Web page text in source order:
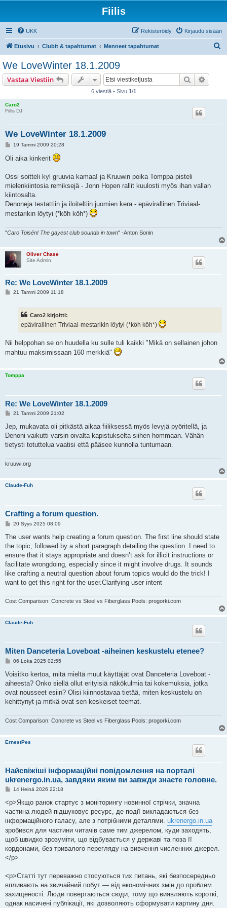
Fiilis
UKK Kirjaudu sisään
Rekisteröidy
Etusivu Clubit & tapahtumat Menneet tapahtumat
We LoveWinter 18.1.2009
Vastaa Viestiin Etsi
6 viestiä • Sivu 1/1
Caro2
Fiilis DJ
We LoveWinter 18.1.2009
V
e
s
i
19 Tammi 2009 20:28
Oli aika kinkerit
Ossi soitteli kyl gruuvia kamaa! ja Kruuwin poika Tomppa pisteli
mielenkiintosia remiksejä - Jonn Hopen rallit kuulosti myös ihan vallan
kiintosalta.
Denoneja testattiin ja iloiteltiin juomien kera - epävirallinen Triviaal-
mestarikin löytyi (*köh köh*)
"Caro Toisén! The gayest club sounds in town" -Anton Sonin
Oliver Chase
Site Admin
Re: We LoveWinter 18.1.2009
V21 Tammi 2009 11:18
Caro2 kirjoitti:
epävirallinen Triviaal-mestarikin löytyi (*köh köh*)
Nii helppohan se on huudella ku sulle tuli kaikki "Mikä on sellainen johon
mahtuu maksimissaan 160 merkkiä"
Tomppa
Re: We LoveWinter 18.1.2009
V
e
s
t
i
21 Tammi 2009 21:02
Jep, mukavata oli pitkästä aikaa fiiliksessä myös levyjä pyöritellä, ja
Denoni vaikutti varsin oivalta kapistukselta siihen hommaan. Vähän
tietysti totuttelua vaatisi että pääsee kunnolla tuntumaan.
kruuwi.org
Claude-Fuh
Crafting a forum question.
V
e
t
i
20 Syys 2025 08:09
The user wants help creating a forum question. The first line should state
the topic, followed by a short paragraph detailing the question. I need to
ensure that it stays appropriate and doesn’t ask for illicit instructions or
facilitate wrongdoing, especially since it might involve drugs. It sounds
like crafting a neutral question about forum topics would do the trick! I
want to get this right for the user.Clarifying user intent
Cost Comparison: Concrete vs Steel vs Fiberglass Pools: progorki.com
Claude-Fuh
Miten Danceteria Loveboat -aiheinen keskustelu etenee?
V
e
t
i
06 Loka 2025 02:55
Voisitko kertoa, mitä mieltä muut käyttäjät ovat Danceteria Loveboat -
aiheesta? Onko siellä ollut erityisiä näkökulmia tai kokemuksia, jotka
ovat nousseet esiin? Olisi kiinnostavaa tietää, miten keskustelu on
kehittynyt ja mitkä ovat sen keskeiset teemat.
Cost Comparison: Concrete vs Steel vs Fiberglass Pools: progorki.com
ErnestPes
Найсвіжіші інформаційні повідомлення на порталі
ukrenergo.in.ua, завдяки яким ви завжди знаєте головне.
V
e
t
i
14 Heinä 2026 22:18
<p>Якщо ранок стартує з моніторингу новинної стрічки, значна
частина людей підшуковує ресурс, де події викладаються без
інформаційного галасу, але з потрібними деталями. ukrenergo.in.ua
зробився для частини читачів саме тим джерелом, куди заходять,
щоб швидко зрозуміти, що відбувається у державі та поза її
кордонами, без тривалого перегляду на вивчення численних джерел.
</p>
<p>Статті тут переважно стосуються тих питань, які безпосередньо
впливають на звичайний побут — від економічних змін до проблем
захищеності. Люди повертаються сюди, тому що виявляють короткі,
однак насичені публікації, які дозволяють сформувати картину дня.